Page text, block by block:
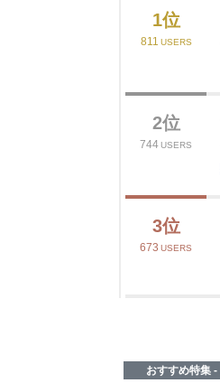
1位
811 USERS
2位
744USERS
3位
673 USERS
おすすめ特集